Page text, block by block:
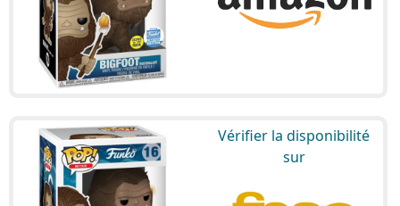
Vérifier la disponibilité
sur